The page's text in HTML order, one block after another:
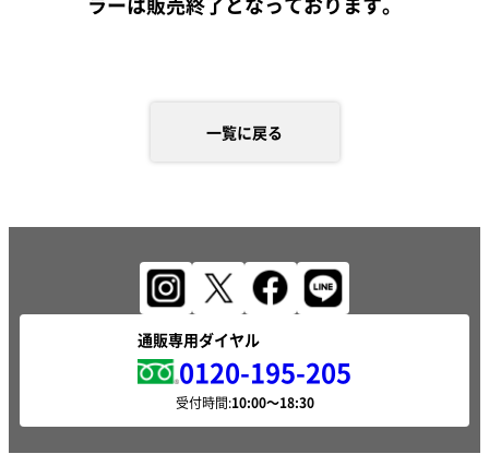
一覧に戻る
通販専用ダイヤル
0120-195-205
受付時間: